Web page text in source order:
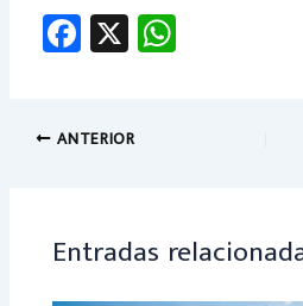
Fa
ce
o
X
ANTERIOR
Entradas